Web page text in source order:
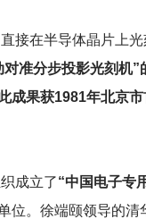
接在半导体晶片上
准分步投影光刻机
成果获1981年北京
成立了“中国电子专
位。徐端颐领导的